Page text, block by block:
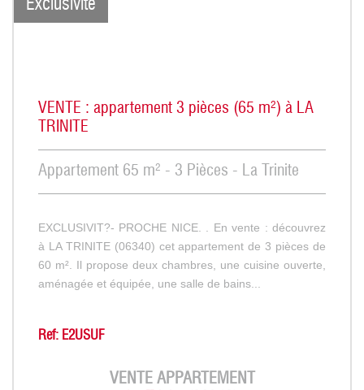
Exclusivité
VENTE : appartement 3 pièces (65 m²) à LA
TRINITE
Appartement 65 m² - 3 Pièces - La Trinite
EXCLUSIVIT?- PROCHE NICE. . En vente : découvrez
à LA TRINITE (06340) cet appartement de 3 pièces de
60 m². Il propose deux chambres, une cuisine ouverte,
aménagée et équipée, une salle de bains...
Ref: E2USUF
VENTE APPARTEMENT